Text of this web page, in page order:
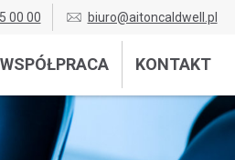
00 00 biuro@aitoncaldwell.pl
WSPÓŁPRACA KONTAKT